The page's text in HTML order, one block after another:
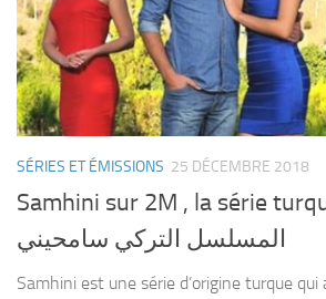
SÉRIES ET ÉMISSIONS 25 DÉCEMBRE 2018
Samhini sur 2M , la série
المسلسل التركي سامحيني
Samhini est une série d’origine turque qui